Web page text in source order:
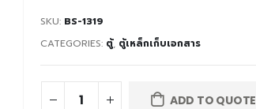
SKU: BS-1319
CATEGORIES: ตู้, ตู้เหล็กเก็บเอกสาร
ADD TO QUOTE